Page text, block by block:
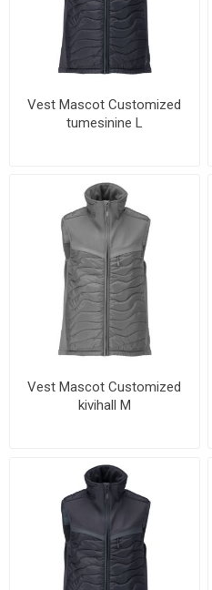
Vest Mascot Customized
tumesinine L
Vest Mascot Customized
kivihall M